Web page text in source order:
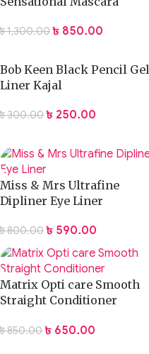
৳1,300.00 ৳ 850.00
Bob Keen Black Pencil Gel
Liner Kajal
৳300.00 ৳ 250.00
Miss & Mrs Ultrafine
Dipliner Eye Liner
৳800.00 ৳ 590.00
Matrix Opti care Smooth
Straight Conditioner
৳850.00 ৳ 650.00